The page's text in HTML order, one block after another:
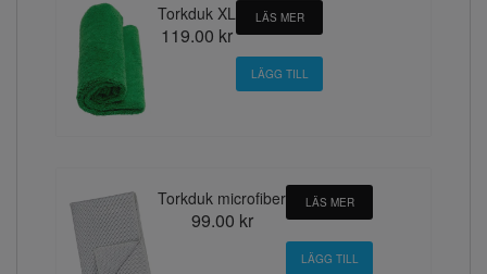
Torkduk XL
119.00 kr
LÄS MER
Torkduk microfiber
99.00 kr
LÄS MER